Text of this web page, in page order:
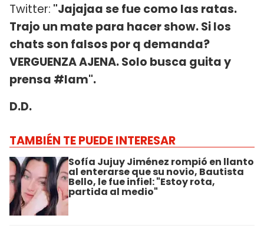
Twitter: "Jajajaa se fue como las ratas.
Trajo un mate para hacer show. Si los
chats son falsos por q demanda?
VERGUENZA AJENA. Solo busca guita y
prensa #lam".
D.D.
TAMBIÉN TE PUEDE INTERESAR
Sofía Jujuy Jiménez rompió en llanto
al enterarse que su novio, Bautista
Bello, le fue infiel: "Estoy rota,
partida al medio"